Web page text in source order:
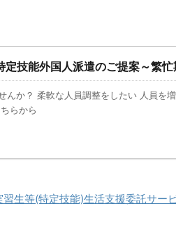
定技能外国人派遣のご提案～繁
んか？ 柔軟な人員調整をしたい 人員を
らから
生等(特定技能)生活支援委託サー